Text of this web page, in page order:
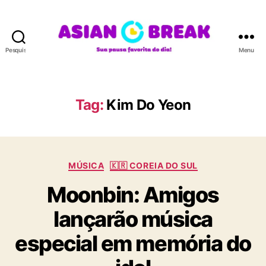
Pesquisar
A
N
R
A
Menu
Tag: Kim Do Yeon
C
t
e
g
o
MÚSICA 🇰🇷 COREIA DO SUL
Moonbin: Amigos
lançarão música
especial em memória do